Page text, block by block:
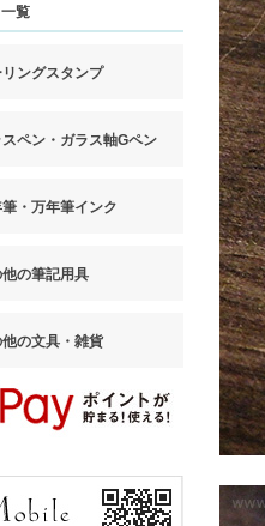
覧
リングスタンプ
スペン・ガラス軸Gペン
・万年筆インク
他の筆記用具
他の文具・雑貨